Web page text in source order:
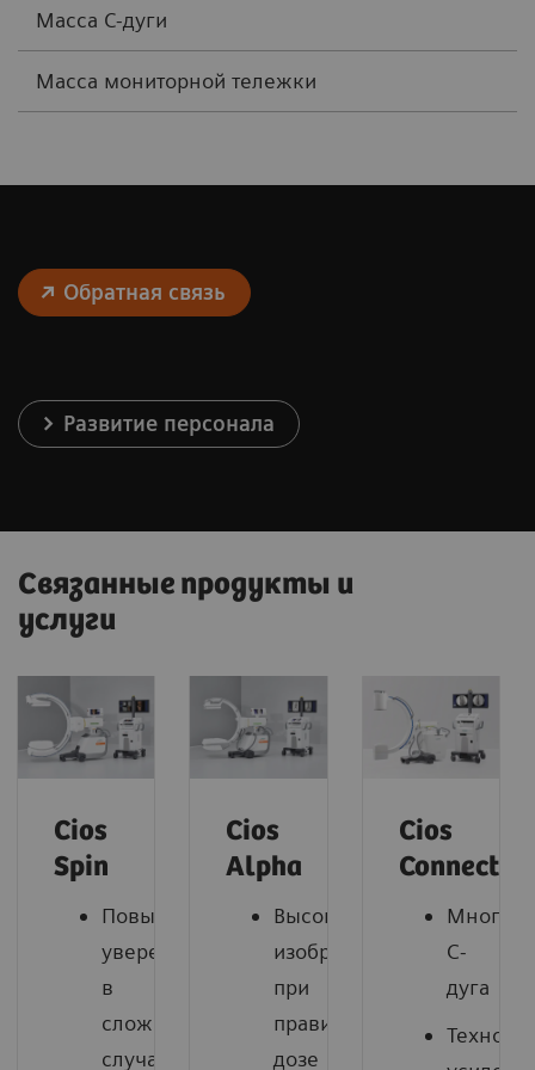
Масса С-дуги
Масса мониторной тележки
Обратная связь
Развитие персонала
Связанные продукты и
услуги
Cios
Spin
Повышение
уверенности
в
сложных
случаях
Cios
Alpha
Высококачественные
изображения
при
правильной
дозе
Cios
Connect
C-
дуга